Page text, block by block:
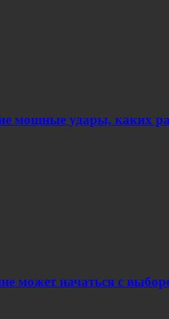
мощные удары, каких
может начаться с